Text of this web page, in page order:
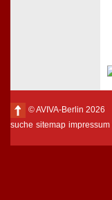
© AVIVA-Berlin 2026
suche sitemap impressum